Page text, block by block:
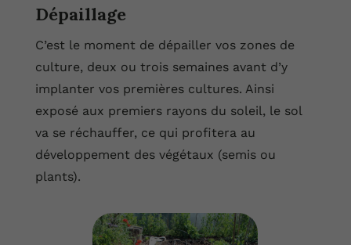
Dépaillage
C’est le moment de dépailler vos zones de
culture, deux ou trois semaines avant d’y
implanter vos premières cultures. Ainsi
exposé aux premiers rayons du soleil, le sol
va se réchauffer, ce qui profitera au
développement des végétaux (semis ou
plants).